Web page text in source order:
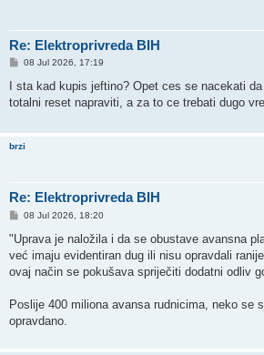
Re: Elektroprivreda BIH
P
s
08 Jul 2026, 17:19
I sta kad kupis jeftino? Opet ces se nacekati
totalni reset napraviti, a za to ce trebati dugo
brzi
Re: Elektroprivreda BIH
P
s
t
08 Jul 2026, 18:20
"Uprava je naložila i da se obustave avansna
već imaju evidentiran dug ili nisu opravdali
ovaj način se pokušava spriječiti dodatni odliv
Poslije 400 miliona avansa rudnicima, neko se
opravdano.